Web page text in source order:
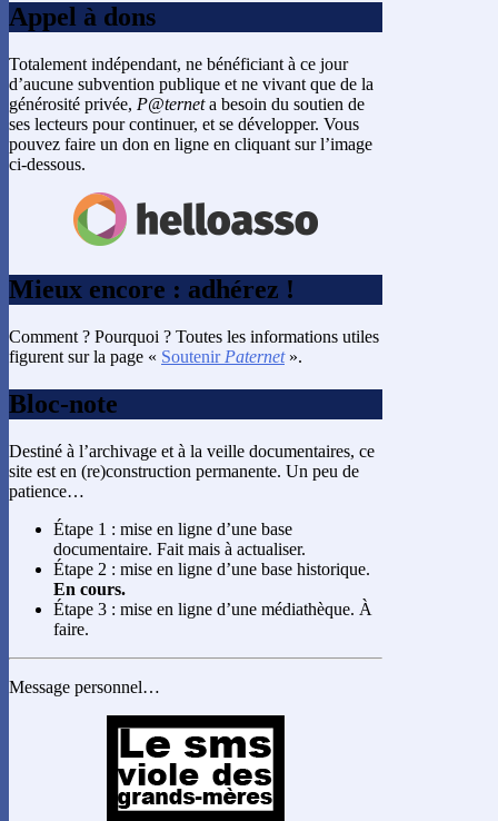
Appel à dons
Totalement indépendant, ne bénéficiant à ce jour
d’aucune subvention publique et ne vivant que de la
générosité privée, P@terneta besoin du soutien de
ses lecteurs pour continuer, et se développer. Vous
pouvez faire un don en ligne en cliquant sur l’image
ci-dessous.
Mieux encore : adhérez !
Comment ? Pourquoi ? Toutes les informations utiles
figurent sur la page « Soutenir Paternet».
Bloc-note
Destiné à l’archivage et à la veille documentaires, ce
site est en (re)construction permanente. Un peu de
patience…
Étape 1 : mise en ligne d’une base
documentaire. Fait mais à actualiser.
Étape 2 : mise en ligne d’une base historique.
En cours.
Étape 3 : mise en ligne d’une médiathèque. À
faire.
Message personnel…